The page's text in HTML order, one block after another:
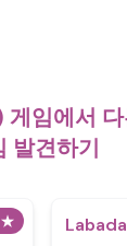
임에서
발견하기
★